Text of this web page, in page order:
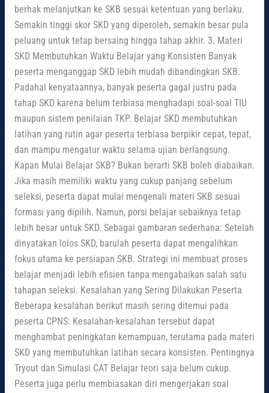
berhak melanjutkan ke SKB sesuai ketentuan yang berlaku.
Semakin tinggi skor SKD yang diperoleh, semakin besar pula
peluang untuk tetap bersaing hingga tahap akhir. 3. Materi
SKD Membutuhkan Waktu Belajar yang Konsisten Banyak
peserta menganggap SKD lebih mudah dibandingkan SKB.
Padahal kenyataannya, banyak peserta gagal justru pada
tahap SKD karena belum terbiasa menghadapi soal-soal TIU
maupun sistem penilaian TKP. Belajar SKD membutuhkan
latihan yang rutin agar peserta terbiasa berpikir cepat, tepat,
dan mampu mengatur waktu selama ujian berlangsung.
Kapan Mulai Belajar SKB? Bukan berarti SKB boleh diabaikan.
Jika masih memiliki waktu yang cukup panjang sebelum
seleksi, peserta dapat mulai mengenali materi SKB sesuai
formasi yang dipilih. Namun, porsi belajar sebaiknya tetap
lebih besar untuk SKD. Sebagai gambaran sederhana: Setelah
dinyatakan lolos SKD, barulah peserta dapat mengalihkan
fokus utama ke persiapan SKB. Strategi ini membuat proses
belajar menjadi lebih efisien tanpa mengabaikan salah satu
tahapan seleksi. Kesalahan yang Sering Dilakukan Peserta
Beberapa kesalahan berikut masih sering ditemui pada
peserta CPNS: Kesalahan-kesalahan tersebut dapat
menghambat peningkatan kemampuan, terutama pada materi
SKD yang membutuhkan latihan secara konsisten. Pentingnya
Tryout dan Simulasi CAT Belajar teori saja belum cukup.
Peserta juga perlu membiasakan diri mengerjakan soal